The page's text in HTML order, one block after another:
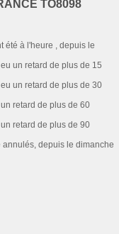
TO8098
été à l'heure , depuis le
un retard de plus de 15
un retard de plus de 30
retard de plus de 60
retard de plus de 90
annulés, depuis le dimanche